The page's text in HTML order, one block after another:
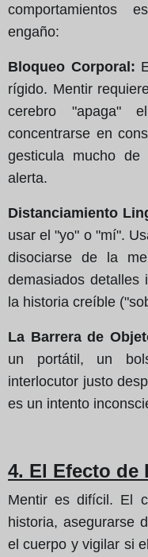
comportamientos
engaño:
Bloqueo Corporal:
rígido. Mentir
cerebro "apaga"
concentrarse en
gesticula mucho de
alerta.
Distanciamiento
usar el "yo" o "mí".
disociarse de la
demasiados detalles
la historia creíble
La Barrera de
un portátil, un
interlocutor justo
es un intento
4. El Efecto de
Mentir es difícil. El
historia, asegurarse
el cuerpo y vigilar si